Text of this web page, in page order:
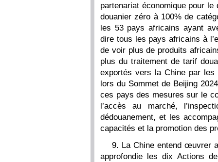
partenariat économique pour
douanier zéro à 100% de
les 53 pays africains ayant
dire tous les pays africains à
de voir plus de produits
plus du traitement de tarif
exportés vers la Chine par
lors du Sommet de Beijing
ces pays des mesures sur le
l’accès au marché,
dédouanement, et les
capacités et la promotion des
9. La Chine entend œuvrer
approfondie les dix Actions